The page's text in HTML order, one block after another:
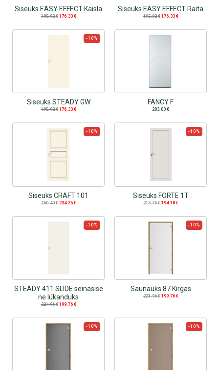
Siseuks EASY EFFECT Kaisla
195.92€ 176.33 €
Siseuks EASY EFFECT Raita
195.92€ 176.33 €
-10%
Siseuks STEADY GW
195.92€ 176.33 €
FANCY F
203.00 €
-10%
Siseuks CRAFT 101
260.40€ 234.36 €
-10%
Siseuks FORTE 1T
215.76€ 194.18 €
-10%
STEADY 411 SLIDE seinasise
ne lükanduks
221.96€ 199.76 €
-10%
Saunauks 87 Kirgas
221.96€ 199.76 €
-10% -10%